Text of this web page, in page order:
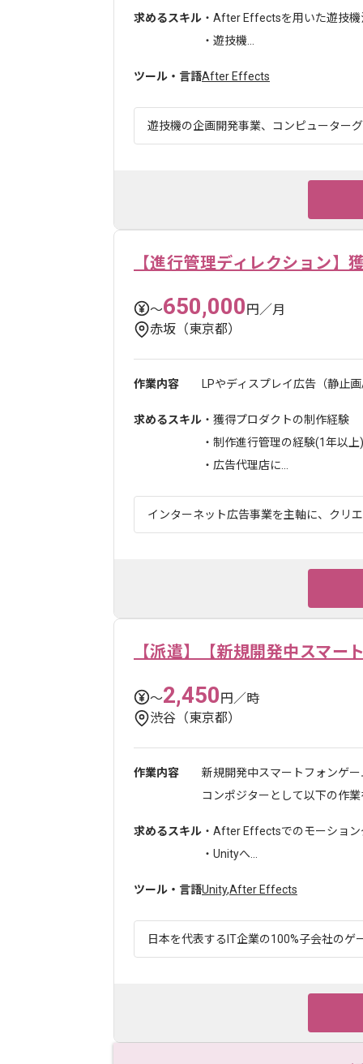
求めるスキル ・After Effectsを用いた遊技
・遊技機...
ツール・言語After Effects
遊技機の企画開発事業、コンピューター
【進行管理ディレクション】
〜650,000円／月
赤坂（東京都）
作業内容 LPやディスプレイ広告（静止
求めるスキル ・獲得プロダクトの制作経験
・制作進行管理の経験(1年以上)
・広告代理店に...
インターネット広告事業を主軸に、クリ
【派遣】【新規開発中スマー
〜2,450円／時
渋谷（東京都）
作業内容
新規開発中スマートフォンゲ
コンポジターとして以下の作業
求めるスキル ・After Effectsでのモーショ
・Unityへ...
ツール・言語Unity,After Effects
日本を代表するIT企業の100%子会社のゲ